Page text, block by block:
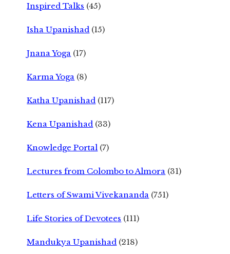
Inspired Talks (45)
Isha Upanishad (15)
Jnana Yoga (17)
Karma Yoga (8)
Katha Upanishad (117)
Kena Upanishad (33)
Knowledge Portal (7)
Lectures from Colombo to Almora (31)
Letters of Swami Vivekananda (751)
Life Stories of Devotees (111)
Mandukya Upanishad (218)